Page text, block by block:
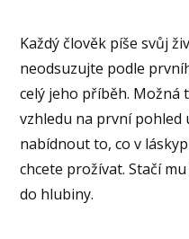
Každý člověk píše svůj
neodsuzujte podle
celý jeho příběh. Možná
vzhledu na první pohled
nabídnout to, co v
chcete prožívat. Stačí
do hlubiny.